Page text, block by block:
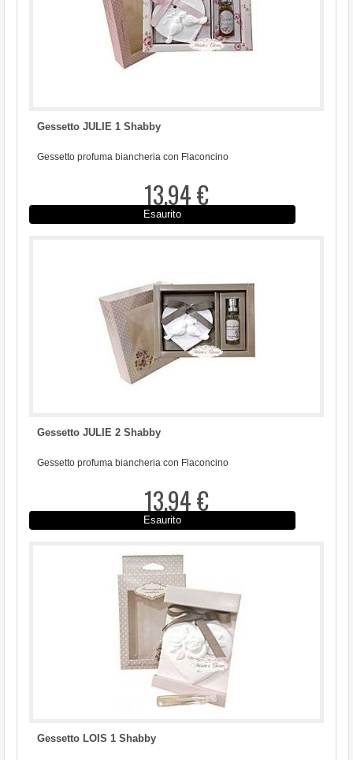
Gessetto JULIE 1 Shabby
Gessetto profuma biancheria con Flaconcino
13,94 €
Esaurito
Gessetto JULIE 2 Shabby
Gessetto profuma biancheria con Flaconcino
13,94 €
Esaurito
Gessetto LOIS 1 Shabby